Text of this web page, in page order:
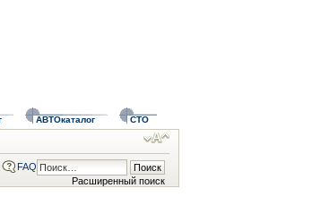
АВТОкаталог СТО
Расширенный поиск
FAQ